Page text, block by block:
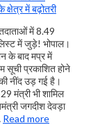
में 8.49
में जुड़े! भोपाल।
के बाद मप्र में
सूची प्रकाशित होने
नींद उड़ गई है।
मंत्री भी शामिल
जगदीश देवड़ा
Read more